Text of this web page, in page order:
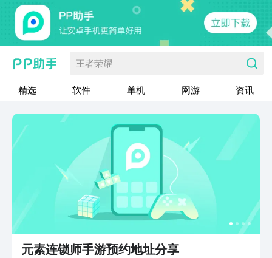
王者荣耀
精选 软件 单机 网游 资讯
元素连锁师手游预约地址分享